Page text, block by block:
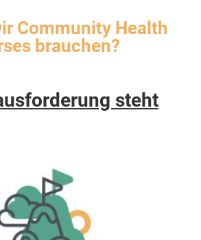
Community Health
brauchen?​
steht